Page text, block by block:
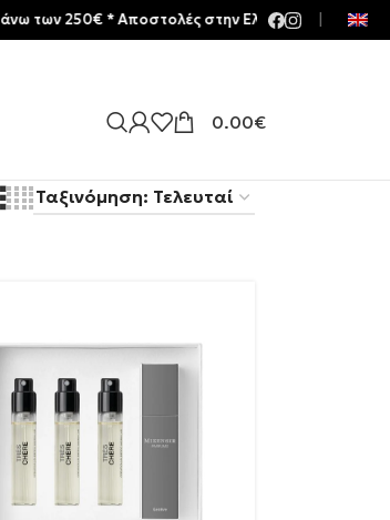
0.00€
* Aποστολές στην Ελλάδα | Meltemia Exclusive